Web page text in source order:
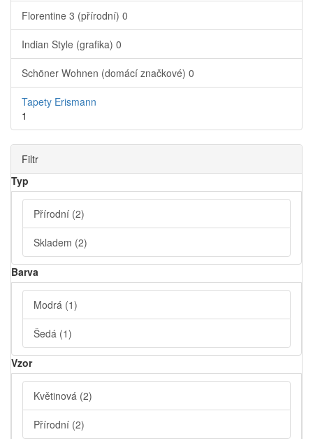
Florentine 3 (přírodní) 0
Indian Style (grafika) 0
Schöner Wohnen (domácí značkové) 0
Tapety Erismann
1
Filtr
Typ
Přírodní (2)
Skladem (2)
Barva
Modrá (1)
Šedá (1)
Vzor
Květinová (2)
Přírodní (2)